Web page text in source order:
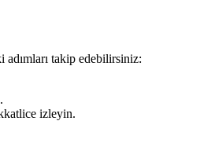
adımları takip edebilirsiniz:
izleyin.